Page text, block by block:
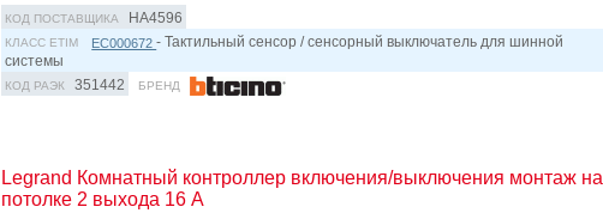
КОД ПОСТАВЩИКА HA4596
КЛАСС ETIM EC000672- Тактильный сенсор / сенсорный выключатель для шинной
системы
КОД РАЭК 351442 БРЕНД
Legrand Комнатный контроллер включения/выключения монтаж на
потолке 2 выхода 16 А